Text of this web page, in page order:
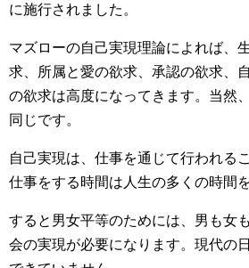
に施行されました。
マズローの自己実現理論によれば、
求、所属と愛の欲求、承認の欲求、
の欲求は高度になってきます。当然
同じです。
自己実現は、仕事を通じて行われる
仕事をする時間は人生の多くの時間
すると男女平等のためには、男も女
会の実現が必要になります。現代の